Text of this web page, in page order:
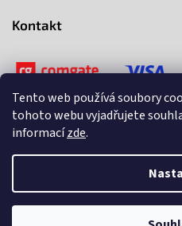
Tento web používá soubory
tohoto webu vyjadřujete
informacízde.
Kontakt
Copyright 2026